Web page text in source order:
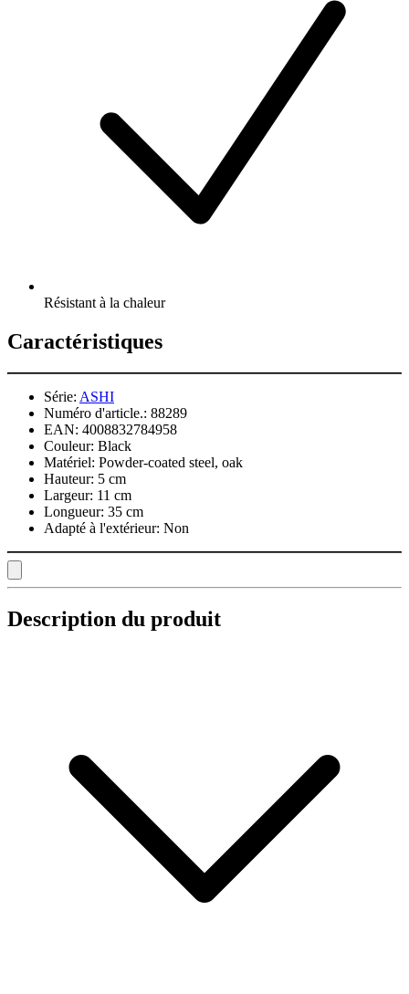
Résistant à la chaleur
Caractéristiques
Série: ASHI
Numéro d'article.: 88289
EAN: 4008832784958
Couleur: Black
Matériel: Powder-coated steel, oak
Hauteur: 5 cm
Largeur: 11 cm
Longueur: 35 cm
Adapté à l'extérieur: Non
Description du produit